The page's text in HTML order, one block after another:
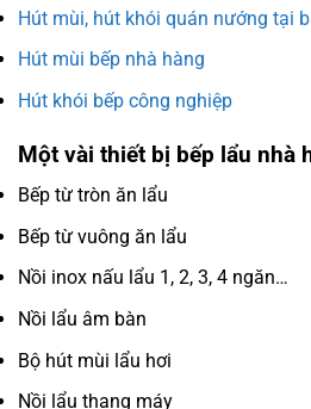
Hút mùi, hút khói quán nướng tại
Hút mùi bếp nhà hàng
Hút khói bếp công nghiệp
Một vài thiết bị bếp lẩu nhà
Bếp từ tròn ăn lẩu
Bếp từ vuông ăn lẩu
Nồi inox nấu lẩu 1, 2, 3, 4 ngăn…
Nồi lẩu âm bàn
Bộ hút mùi lẩu hơi
Nồi lẩu thang máy